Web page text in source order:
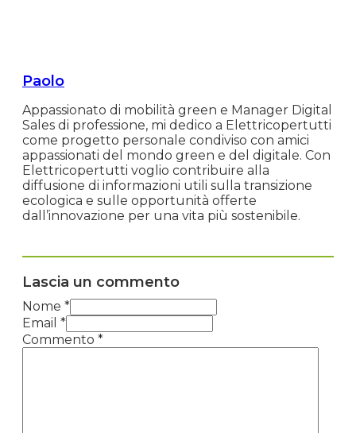
Paolo
Appassionato di mobilità green e Manager Digital
Sales di professione, mi dedico a Elettricopertutti
come progetto personale condiviso con amici
appassionati del mondo green e del digitale. Con
Elettricopertutti voglio contribuire alla
diffusione di informazioni utili sulla transizione
ecologica e sulle opportunità offerte
dall’innovazione per una vita più sostenibile.
Lascia un commento
Nome *
Email *
Commento *